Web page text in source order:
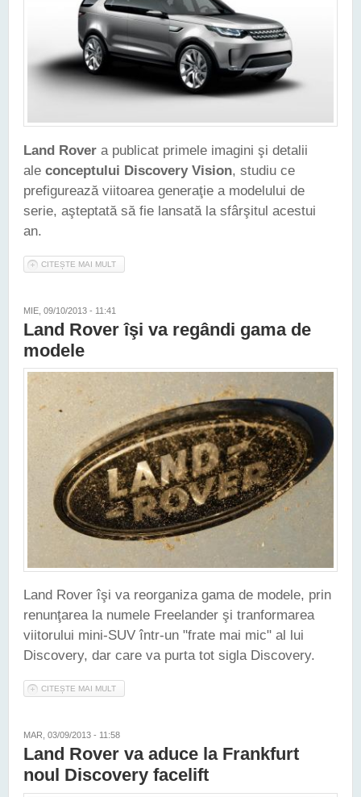
Land Rover a publicat primele imagini şi detalii
ale conceptului Discovery Vision, studiu ce
prefigurează viitoarea generaţie a modelului de
serie, aşteptată să fie lansată la sfârşitul acestui
an.
CITEȘTE MAI MULT
MIE, 09/10/2013 - 11:41
Land Rover îşi va regândi gama de
modele
Land Rover îşi va reorganiza gama de modele, prin
renunţarea la numele Freelander şi tranformarea
viitorului mini-SUV într-un "frate mai mic" al lui
Discovery, dar care va purta tot sigla Discovery.
CITEȘTE MAI MULT
MAR, 03/09/2013 - 11:58
Land Rover va aduce la Frankfurt
noul Discovery facelift